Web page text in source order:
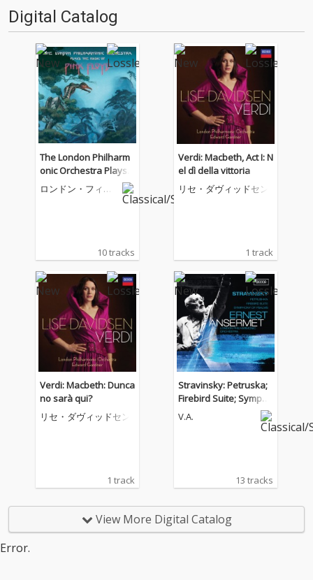
Digital Catalog
The London Philharm
onic Orchestra Plays T
he Music Of Pink Floyd
ロンドン・フィル
10 tracks
Verdi: Macbeth, Act I: N
el dì della vittoria
リセ・ダヴィッドセン
1 track
Verdi: Macbeth: Dunca
no sarà qui?
リセ・ダヴィッドセン
1 track
Stravinsky: Petruska;
Firebird Suite; Sympho
ny of Psalms
V.A.
13 tracks
View More Digital Catalog
Error.